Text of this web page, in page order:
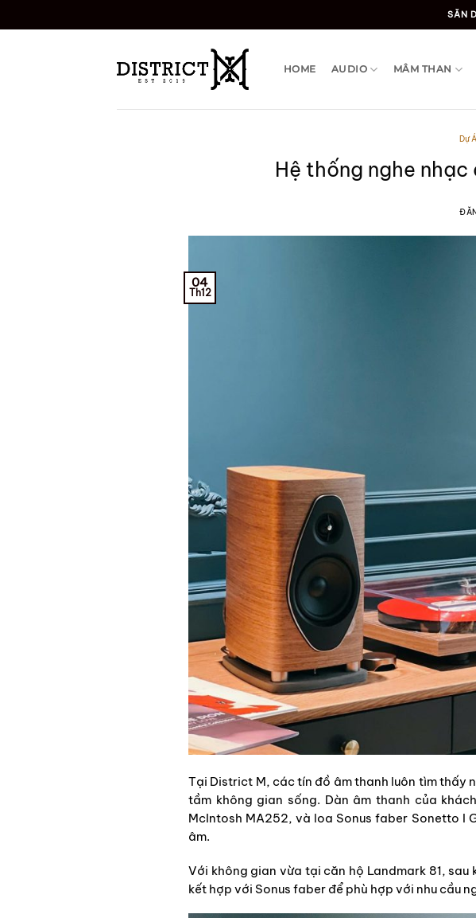
qua
SĂN
HOME AUDIO MÂM THAN
Dự
Hệ thống nghe
04
Th12
Tại District M, các tín đồ âm thanh luôn tìm thấy
tầm không gian sống. Dàn âm thanh của
McIntosh MA252, và loa Sonus faber Sonetto I
âm.
Với không gian vừa tại căn hộ Landmark 81,
kết hợp với Sonus faber để phù hợp với nhu cầu